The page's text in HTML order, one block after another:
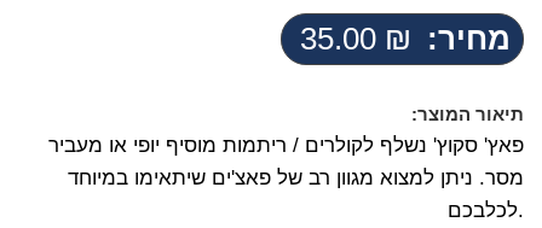
מחיר: 35.00 ₪
תיאור המוצר:
פאץ' סקוץ' נשלף לקולרים / ריתמות מוסיף יופי או מעביר
מסר. ניתן למצוא מגוון רב של פאצ'ים שיתאימו במיוחד
לכלבכם.